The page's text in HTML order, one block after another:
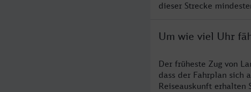
dieser Strecke
Um wie viel Uhr
Der früheste Zug von
dass der Fahrplan sich
Reiseauskunft